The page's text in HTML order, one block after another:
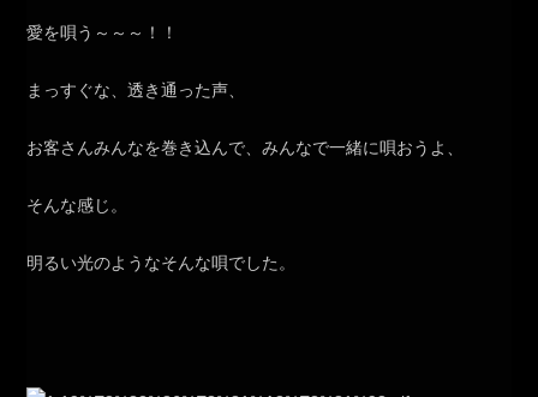
愛を唄う～～～！！
まっすぐな、透き通った声、
お客さんみんなを巻き込んで、みんなで一緒に唄おうよ、
そんな感じ。
明るい光のようなそんな唄でした。